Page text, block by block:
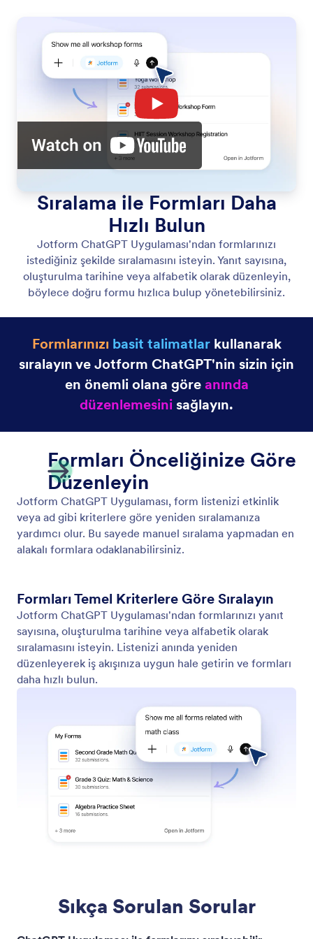
Sıralama ile Formları Daha
Hızlı Bulun
Jotform ChatGPT Uygulaması'ndan formlarınızı
istediğiniz şekilde sıralamasını isteyin. Yanıt sayısına,
oluşturulma tarihine veya alfabetik olarak düzenleyin,
böylece doğru formu hızlıca bulup yönetebilirsiniz.
Formlarınızı basit talimatlarkullanarak
sıralayın ve Jotform ChatGPT'nin sizin için
en önemli olana göreanında
düzenlemesinisağlayın.
Formları Önceliğinize Göre
Düzenleyin
Jotform ChatGPT Uygulaması, form listenizi etkinlik
veya ad gibi kriterlere göre yeniden sıralamanıza
yardımcı olur. Bu sayede manuel sıralama yapmadan en
alakalı formlara odaklanabilirsiniz.
Formları Temel Kriterlere Göre Sıralayın
Jotform ChatGPT Uygulaması'ndan formlarınızı yanıt
sayısına, oluşturulma tarihine veya alfabetik olarak
sıralamasını isteyin. Listenizi anında yeniden
düzenleyerek iş akışınıza uygun hale getirin ve formları
daha hızlı bulun.
Sıkça Sorulan Sorular